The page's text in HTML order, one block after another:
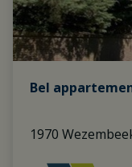
Bel
1970